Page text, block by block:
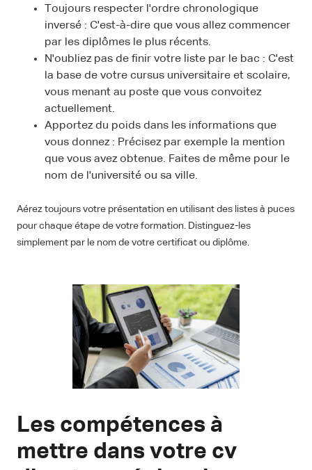
Toujours respecter l'ordre chronologique
inversé : C'est-à-dire que vous allez commencer
par les diplômes le plus récents.
N'oubliez pas de finir votre liste par le bac : C'est
la base de votre cursus universitaire et scolaire,
vous menant au poste que vous convoitez
actuellement.
Apportez du poids dans les informations que
vous donnez : Précisez par exemple la mention
que vous avez obtenue. Faites de même pour le
nom de l'université ou sa ville.
Aérez toujours votre présentation en utilisant des listes à puces
pour chaque étape de votre formation. Distinguez-les
simplement par le nom de votre certificat ou diplôme.
Les compétences à
mettre dans votre cv